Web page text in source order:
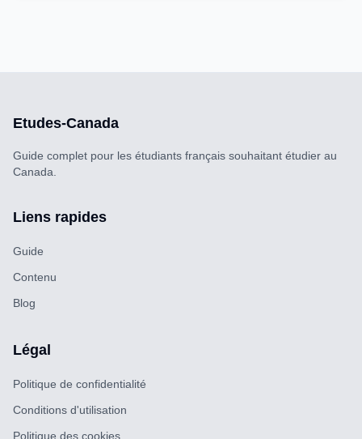
Etudes-Canada
Guide complet pour les étudiants français souhaitant étudier au
Canada.
Liens rapides
Guide
Contenu
Blog
Légal
Politique de confidentialité
Conditions d'utilisation
Politique des cookies